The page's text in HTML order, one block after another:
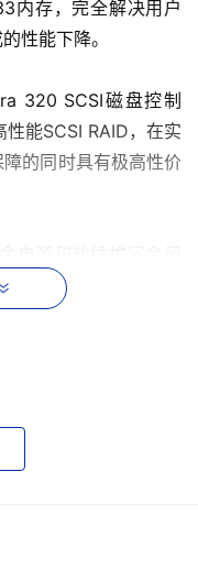
内存，完全解决用户
性能下降。
320 SCSI磁盘控制
能SCSI RAID，在实
的同时具有极高性价
，后备电源和风扇模
，丝毫不影响业务的
(3个64bit/100MHz
解决系统内部的数据